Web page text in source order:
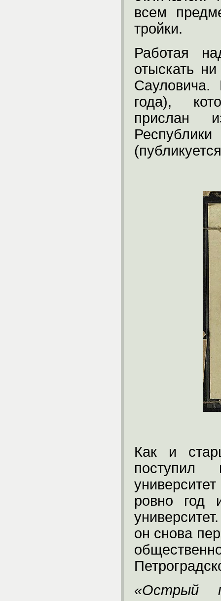
всем
тройки.
Работая
отыскать
Сауловича.
года),
прислан
Как и
ровно год
он снова
«Острый